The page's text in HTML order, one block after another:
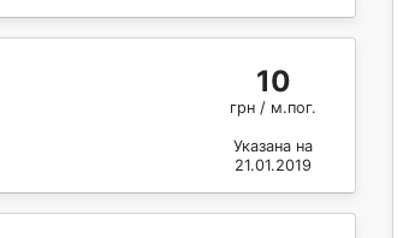
10
грн / м.пог.
Указана на
21.01.2019